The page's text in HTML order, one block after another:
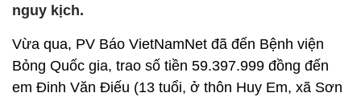
nguy kịch.
Vừa qua, PV Báo VietNamNet đã đến Bệnh viện
Bỏng Quốc gia, trao số tiền 59.397.999 đồng đến
em Đinh Văn Điếu (13 tuổi, ở thôn Huy Em, xã Sơn